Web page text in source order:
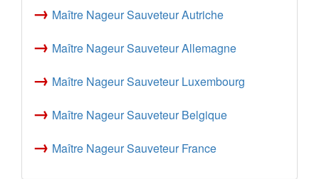
→ Maître Nageur Sauveteur Autriche
→ Maître Nageur Sauveteur Allemagne
→ Maître Nageur Sauveteur Luxembourg
→ Maître Nageur Sauveteur Belgique
→ Maître Nageur Sauveteur France